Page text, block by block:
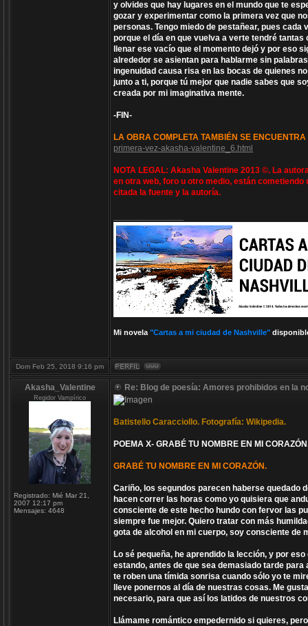
y olvides que hay lugares en el mundo que te
gozar y experimentar como la primera vez que
personas. Tengo miedo de pestañear, pues
porque el día en que vuelva a verte tendré
llenar ese vacío que el momento dejó y por eso
alrededor se asientan para hablarme sin
ingenuidad causa risa en las bocas de quienes
junto a ti, porque tú mejor que nadie sabes que
creada por mi imaginativa mente.
-FIN-
LA OBRA COMPLETA TAMBIÉN SE
primera-vez-akasha-valentine_6.html
NOTA LEGAL: Akasha Valentine 2013 ©. La
en otra web, foro u otro medio, están
citada la fuente y la autoría.
Mi novela "Cartas a mi ciudad de Nashville"
Dom Feb 25, 2018 9:16 pm
Akasha_Valentine
Regidor Vampírico
Registrado: Mié Mar 21,
2007 12:17 pm
Mensajes: 4648
Re: Blog de poesía: Amores prohibidos en la
Batistello Caracciollo. Fotografía: Wikipedia.
POEMA X- GRABÉ TU NOMBRE EN MI
GRABÉ TU NOMBRE EN MI CORAZÓN.
Cariño, los segundos parecen haberse quedado
hacen correr las horas como yo quisiera que
consciente de este hecho hundo con fervor las
siempre fue mejor. Quiero tratar con más
gota de alcohol en mi cuerpo, soy consciente de
Lo sé pequeña, he aprendido la lección, y por
estando, antes de que sea demasiado tarde
te roben una tímida sonrisa cuando sólo yo te
lleve ponernos al día de nuestras cosas. Me
necesario, para que así los latidos de nuestros
Llámame romántico empedernido si quieres,